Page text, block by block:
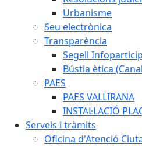
Urbanisme
Seu electrònica
Transparència
Segell
Bústia ètica
PAES
PAES VALLIRANA
INSTAL·LACIÓ
Serveis i tràmits
Oficina d'Atenció